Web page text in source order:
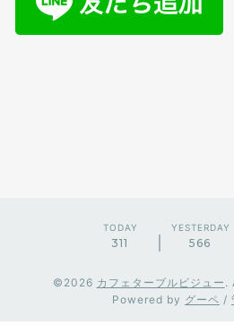
TODAY
311
YESTERDAY
566
©2026 カフェターブルビジュー .
Powered by グーペ /